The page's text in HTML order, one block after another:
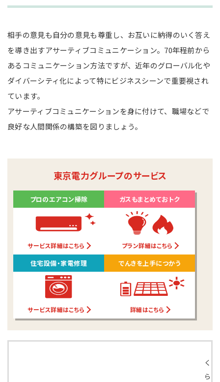
相手の意見も自分の意見も尊重し、お互いに納得のいく答え
を導き出すアサーティブコミュニケーション。70年程前から
あるコミュニケーション方法ですが、近年のグローバル化や
ダイバーシティ化によって特にビジネスシーンで重要視され
ています。
アサーティブコミュニケーションを身に付けて、職場などで
良好な人間関係の構築を図りましょう。
東京電力グループのサービス
プロのエアコン掃除
サービス詳細はこちら
ガスもまとめておトク
プラン詳細はこちら
住宅設備・家電修理
サービス詳細はこちら
でんきを上手につかう
詳細はこちら
く
ら